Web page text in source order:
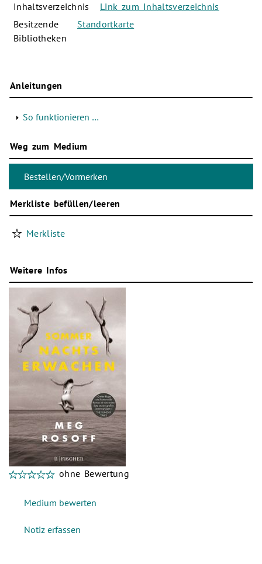
Inhaltsverzeichnis
Link zum Inhaltsverzeichnis
Besitzende
Bibliotheken
Standortkarte
Anleitungen
So funktionieren …
Weg zum Medium
Merkliste befüllen/leeren
Merkliste
Weitere Infos
ohne Bewertung